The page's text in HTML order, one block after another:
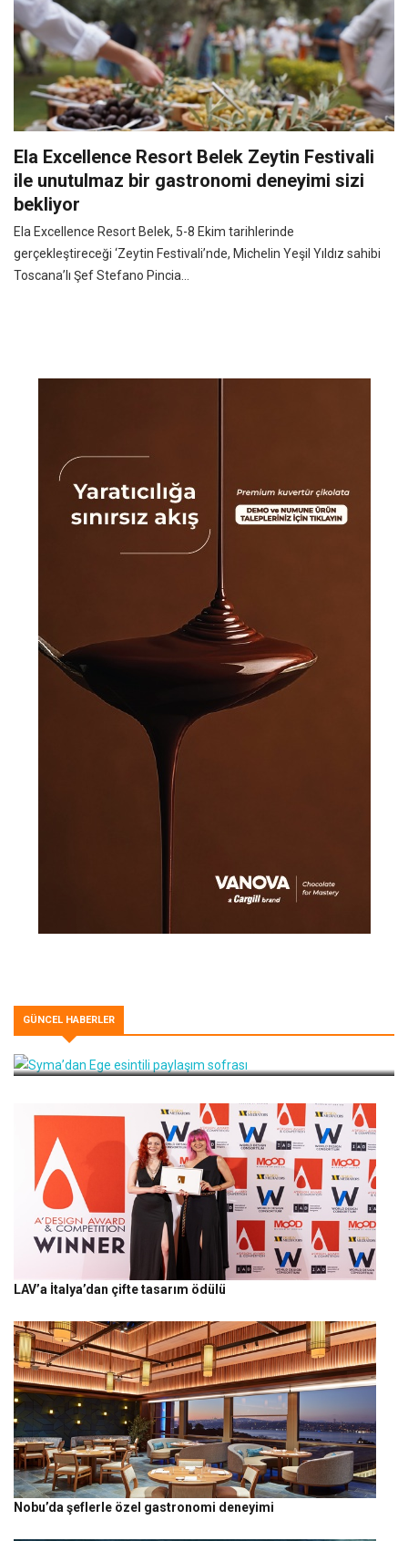
Ela Excellence Resort Belek Zeytin Festivali
ile unutulmaz bir gastronomi deneyimi sizi
bekliyor
Ela Excellence Resort Belek, 5-8 Ekim tarihlerinde
gerçekleştireceği ‘Zeytin Festivali’nde, Michelin Yeşil Yıldız sahibi
Toscana’lı Şef Stefano Pincia...
GÜNCEL HABERLER
Syma’dan Ege esintili paylaşım sofrası
LAV’a İtalya’dan çifte tasarım ödülü
Nobu’da şeflerle özel gastronomi deneyimi